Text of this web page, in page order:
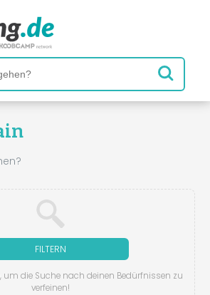
FILTERN
um die Suche nach deinen Bedürfnissen zu
verfeinen!